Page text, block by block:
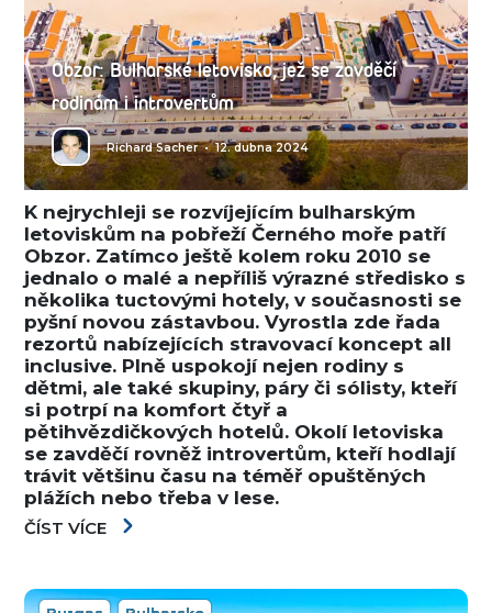
Obzor: Bulharské letovisko, jež se zavděčí
rodinám i introvertům
Richard Sacher•12. dubna 2024
K nejrychleji se rozvíjejícím bulharským
letoviskům na pobřeží Černého moře patří
Obzor. Zatímco ještě kolem roku 2010 se
jednalo o malé a nepříliš výrazné středisko s
několika tuctovými hotely, v současnosti se
pyšní novou zástavbou. Vyrostla zde řada
rezortů nabízejících stravovací koncept all
inclusive. Plně uspokojí nejen rodiny s
dětmi, ale také skupiny, páry či sólisty, kteří
si potrpí na komfort čtyř a
pětihvězdičkových hotelů. Okolí letoviska
se zavděčí rovněž introvertům, kteří hodlají
trávit většinu času na téměř opuštěných
plážích nebo třeba v lese.
ČÍST VÍCE